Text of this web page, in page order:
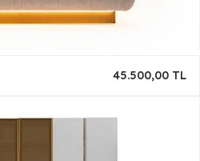
45.500,00 TL